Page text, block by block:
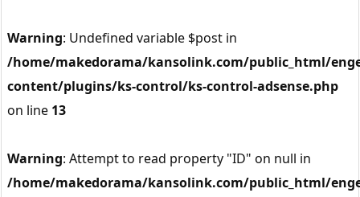
Warning: Undefined variable $post in
/home/makedorama/kansolink.com/public_html/
content/plugins/ks-control/ks-control-adsense.php
on line 13
Warning: Attempt to read property "ID" on null in
/home/makedorama/kansolink.com/public_html/